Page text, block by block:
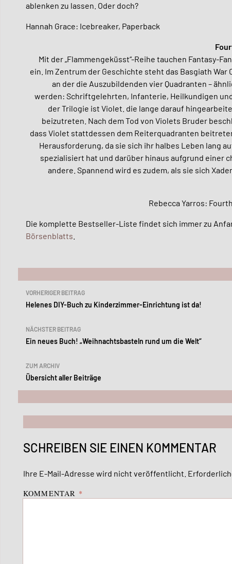
ablenken zu lassen. Oder doch?
Hannah Grace: Icebreaker, Paperback
Mit der „Flammengeküsst“-Reihe tauchen Fantasy-
ein. Im Zentrum der Geschichte steht das Basgiath War
an der die Auszubildenden vier Quadranten –
werden: Schriftgelehrten, Infanterie, Heilkundigen
der Trilogie ist Violet. die lange darauf
beizutreten. Nach dem Tod von Violets Bruder
dass Violet stattdessen dem Reiterquadranten
Herausforderung, da sie sich ihr halbes Leben lang
spezialisiert hat und darüber hinaus aufgrund einer
andere. Spannend wird es zudem, als sie sich
Rebecca Yarros:
Die komplette Bestseller-Liste findet sich immer zu
Börsenblatts
Beitragsnavigation
VORHERIGER BEITRAG
Helenes DIY-Buch zu Kinderzimmer-Einrichtung ist da!
NÄCHSTER BEITRAG
Ein neues Buch! „Weihnachtsbasteln rund um die Welt“
ZUM ARCHIV
Übersicht aller Beiträge
SCHREIBEN SIE EINEN KOMMENTAR
Ihre E-Mail-Adresse wird nicht veröffentlicht.
KOMMENTAR *